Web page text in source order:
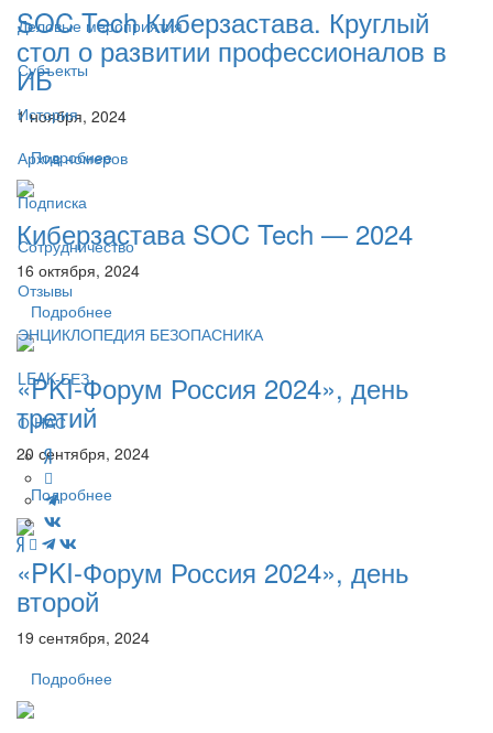
Деловые мероприятия
Субъекты
История
Архив номеров
Подписка
Сотрудничество
Отзывы
ЭНЦИКЛОПЕДИЯ БЕЗОПАСНИКА
LEAK-БЕЗ
О НАС
SOC Tech Киберзастава. Круглый
стол о развитии профессионалов в
ИБ
1 ноября, 2024
Подробнее
Киберзастава SOC Tech — 2024
16 октября, 2024
Подробнее
«PKI-Форум Россия 2024», день
третий
20 сентября, 2024
Подробнее
«PKI-Форум Россия 2024», день
второй
19 сентября, 2024
Подробнее